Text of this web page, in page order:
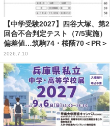
【中学受験2027】四谷大塚、第2
回合不合判定テスト（7/5実施）
偏差値…筑駒74・桜蔭70＜PR＞
2026.7.10